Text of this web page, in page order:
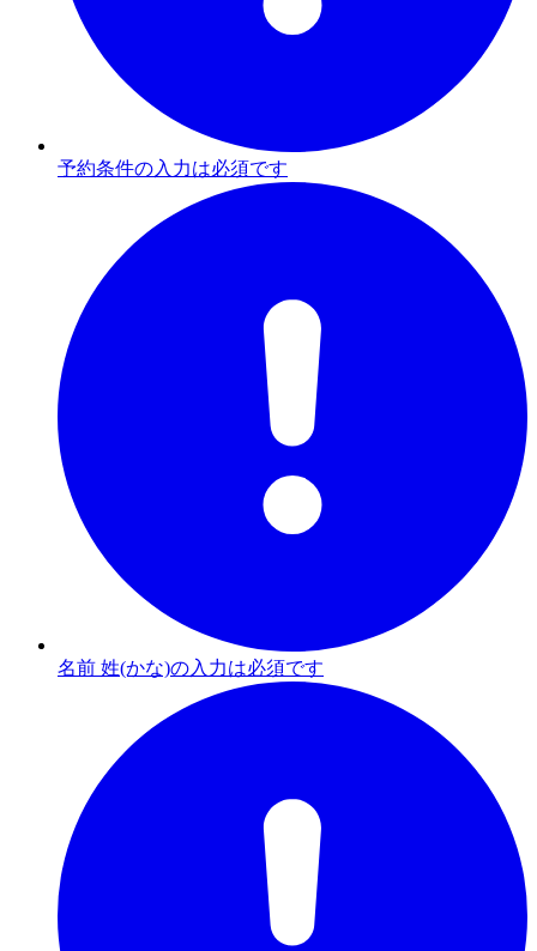
予約条件の入力は必須です
名前 姓(かな)の入力は必須です